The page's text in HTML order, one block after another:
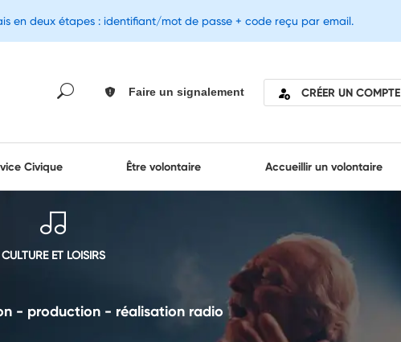
Faire un signalement CRÉER UN COMPTE
Civique Être volontaire Accueillir un volontaire
CULTURE ET LOISIRS
- production - réalisation radio
en deux étapes : identifiant/mot de passe + code reçu par email.